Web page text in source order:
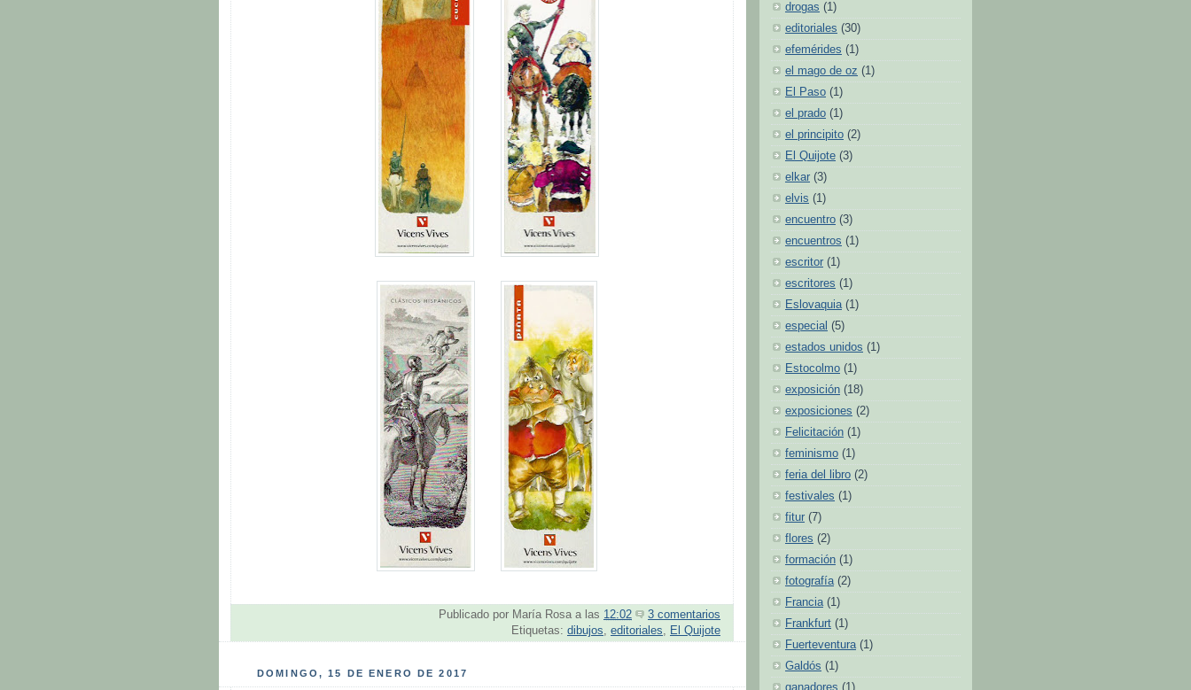
Publicado por María Rosa a las 12:02
3 comentarios
Etiquetas: dibujos, editoriales, El Quijote
DOMINGO, 15 DE ENERO DE 2017
drogas (1)
editoriales (30)
efemérides (1)
el mago de oz (1)
El Paso (1)
el prado (1)
el principito (2)
El Quijote (3)
elkar (3)
elvis (1)
encuentro (3)
encuentros (1)
escritor (1)
escritores (1)
Eslovaquia (1)
especial (5)
estados unidos (1)
Estocolmo (1)
exposición (18)
exposiciones (2)
Felicitación (1)
feminismo (1)
feria del libro (2)
festivales (1)
fitur (7)
flores (2)
formación (1)
fotografía (2)
Francia (1)
Frankfurt (1)
Fuerteventura (1)
Galdós (1)
ganadores (1)